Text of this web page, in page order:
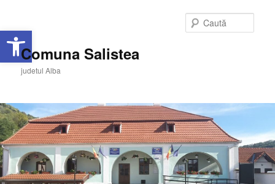
Deschide bara de unelte
Comuna Salistea
judetul Alba